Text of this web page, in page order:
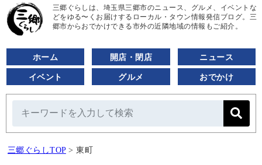
三郷ぐらしは、埼玉県三郷市のニュース、グルメ、イベントな
どをゆる〜くお届けするローカル・タウン情報発信ブログ。三
郷市からおでかけできる市外の近隣地域の情報もご紹介。
ホーム 開店・閉店 ニュース
イベント グルメ おでかけ
三郷ぐらしTOP > 東町